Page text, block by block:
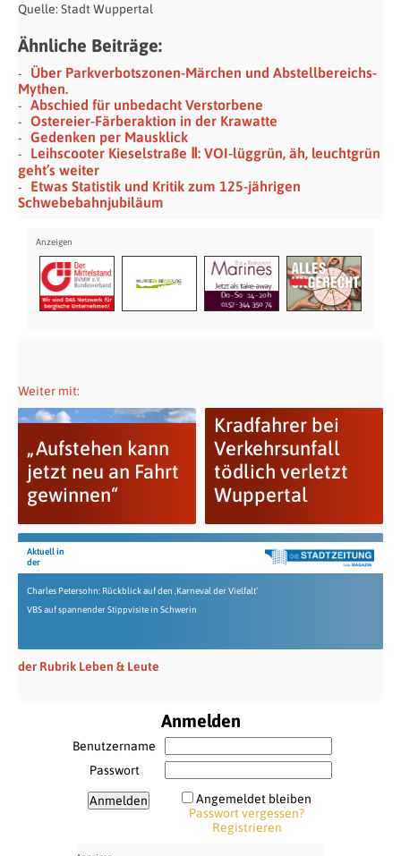
Quelle: Stadt Wuppertal
Ähnliche Beiträge:
Über Parkverbotszonen-Märchen und Abstellbereichs-
Mythen.
Abschied für unbedacht Verstorbene
Ostereier-Färberaktion in der Krawatte
Gedenken per Mausklick
Leihscooter Kieselstraße Ⅱ: VOI-lüggrün, äh, leuchtgrün
geht’s weiter
Etwas Statistik und Kritik zum 125-jährigen
Schwebebahn­jubiläum
Weiter mit:
„Aufstehen kann
jetzt neu an Fahrt
gewinnen“
Kradfahrer bei
Verkehrsunfall
tödlich verletzt
Wuppertal
Aktuell in
der
Charles Petersohn: Rückblick auf den ‚Karneval der Vielfalt‘
VBS auf spannender Stippvisite in Schwerin
der Rubrik Leben & Leute
Anmelden
Benutzername
Passwort
Angemeldet bleiben
Passwort vergessen?
Registrieren